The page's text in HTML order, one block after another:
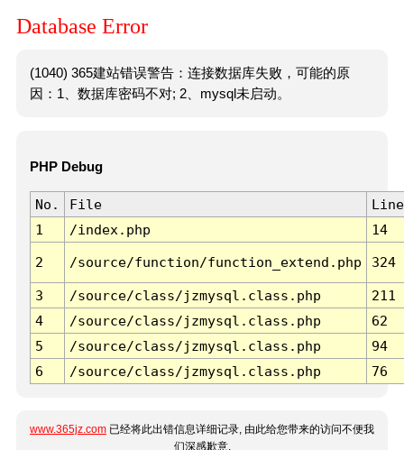
Database Error
(1040) 365建站错误警告：连接数据库失败，可能的原
因：1、数据库密码不对; 2、mysql未启动。
PHP Debug
No. File
Line
1
/index.php 14
2 /source/function/function_extend.php 324
3 /source/class/jzmysql.class.php
211
4
/source/class/jzmysql.class.php
62
5
/source/class/jzmysql.class.php
94
6
/source/class/jzmysql.class.php 76
www.365jz.com 已经将此出错信息详细记录, 由此给您带来的访问不便我
们深感歉意.